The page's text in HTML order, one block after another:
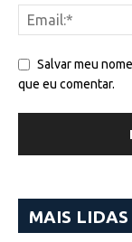
Salvar meu
que eu comentar.
MAIS LIDAS